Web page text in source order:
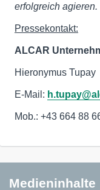
erfolgreich agieren.
Pressekontakt:
ALCAR
Hieronymus Tupay
E-Mail:
Mob.: +43 664 88
Medieninhalte